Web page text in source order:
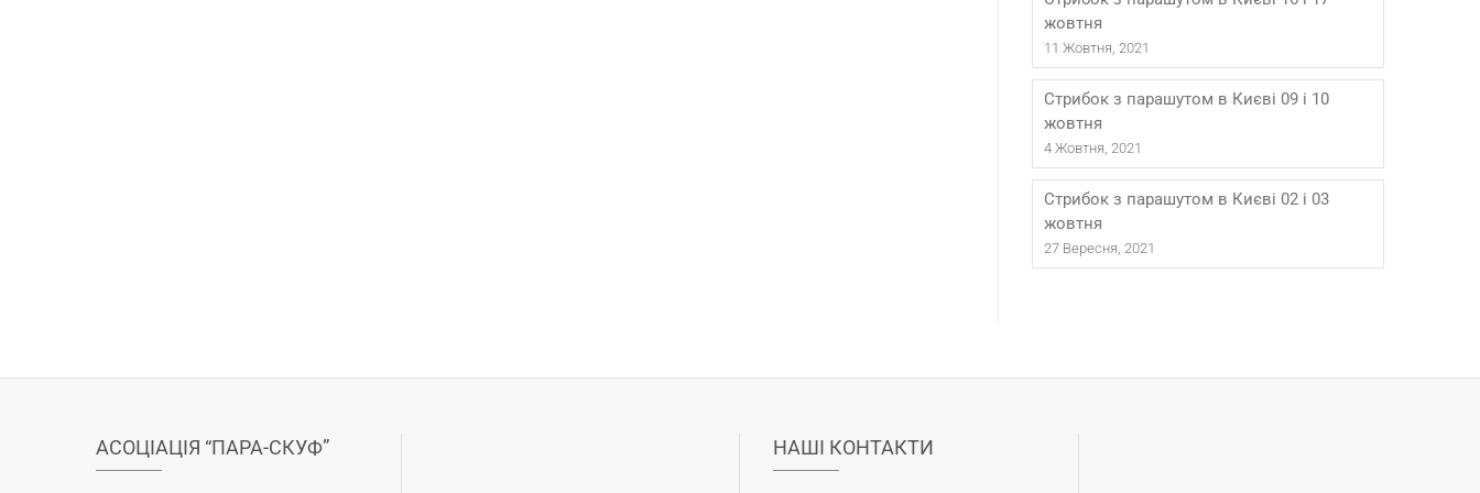
жовтня
11 Жовтня, 2021
Стрибок з парашутом в Києві 09 і 10
жовтня
4 Жовтня, 2021
Стрибок з парашутом в Києві 02 і 03
жовтня
27 Вересня, 2021
АСОЦІАЦІЯ “ПАРА-СКУФ” НАШІ КОНТАКТИ